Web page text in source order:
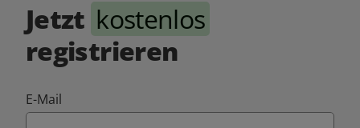
Jetzt kostenlos
registrieren
E-Mail